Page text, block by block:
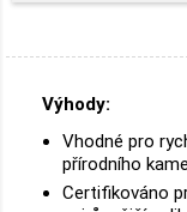
Výhody:
Vhodné pro
přírodního
Certifikováno